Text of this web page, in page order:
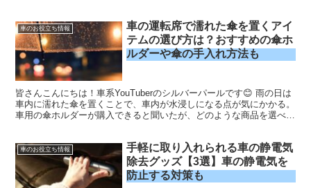
車のお役立ち情報
車の運転席で濡れた傘を置くアイ
テムの選び方は？おすすめの傘ホ
ルダーや傘の手入れ方法も
皆さんこんにちは！車系YouTuberのシルバーパールです😊 雨の日は
車内に濡れた傘を置くことで、車内が水浸しになる点が気にかかる。
車用の傘ホルダーが購入できると聞いたが、どのような商品を選べば
車のお役立ち情報
手軽に取り入れられる車の静電気
除去グッズ【3選】車の静電気を
防止する対策も